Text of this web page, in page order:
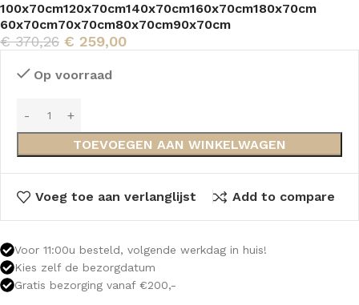
100x70cm120x70cm140x70cm160x70cm180x70cm
60x70cm70x70cm80x70cm90x70cm
€370,26 € 259,00
Op voorraad
TOEVOEGEN AAN WINKELWAGEN
Voeg toe aan verlanglijst Add to compare
Voor 11:00u besteld, volgende werkdag in huis!
Kies zelf de bezorgdatum
Gratis bezorging vanaf €200,-